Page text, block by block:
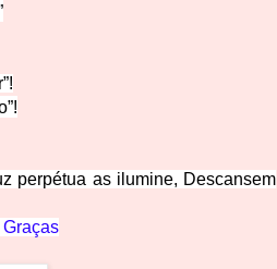
perpétua as ilumine, Descansem